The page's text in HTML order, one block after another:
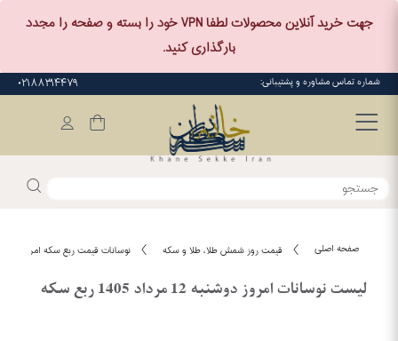
جهت خرید آنلاین محصولات لطفا VPN خود را بسته و صفحه را مجدد
بارگذاری کنید.
شماره تماس مشاوره و پشتیبانی: ۰۲۱۸۸۳۱۴۴۷۹
صفحه اصلی قیمت روز شمش طلا، طلا و سکه نوسانات قیمت ربع سکه امروز دوشنبه 12 مرداد
لیست نوسانات امروز دوشنبه 12 مرداد 1405 ربع سکه